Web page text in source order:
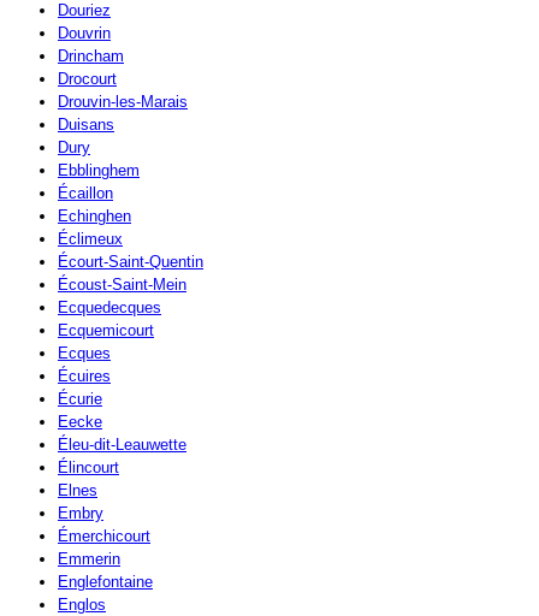
Douriez
Douvrin
Drincham
Drocourt
Drouvin-les-Marais
Duisans
Dury
Ebblinghem
Écaillon
Echinghen
Éclimeux
Écourt-Saint-Quentin
Écoust-Saint-Mein
Ecquedecques
Ecquemicourt
Ecques
Écuires
Écurie
Eecke
Éleu-dit-Leauwette
Élincourt
Elnes
Embry
Émerchicourt
Emmerin
Englefontaine
Englos